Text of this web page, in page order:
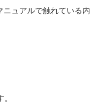
ュアルで触れている内